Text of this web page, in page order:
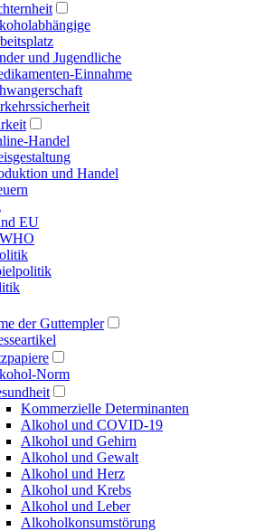
und Jugendliche
Einnahme
Handel
und Handel
EU
der Guttempler
Norm
Kommerzielle Determinanten
Alkohol und COVID-19
Alkohol und Gehirn
Alkohol und Gewalt
Alkohol und Herz
Alkohol und Krebs
Alkohol und Leber
Alkoholkonsumstörung